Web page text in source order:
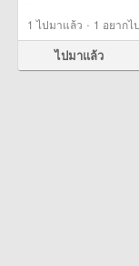
1 ไปมาแล้ว · 1 อยากไป
ไปมาแล้ว